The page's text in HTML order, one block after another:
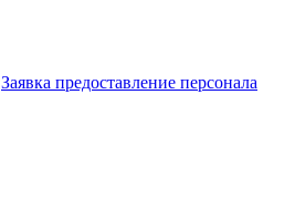
Заявка предоставление персонала